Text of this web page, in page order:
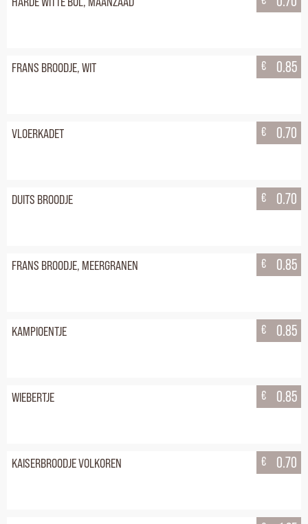
FRANS BROODJE, WIT € 0.85
VLOERKADET € 0.70
DUITS BROODJE € 0.70
FRANS BROODJE, MEERGRANEN € 0.85
KAMPIOENTJE € 0.85
WIEBERTJE € 0.85
KAISERBROODJE VOLKOREN € 0.70